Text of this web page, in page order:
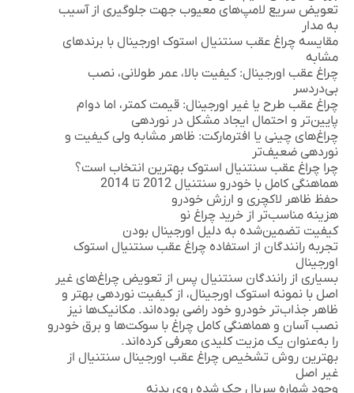
تعویض سریع لامپ‌های معیوب جهت جلوگیری از آسیب
به مدار
مقایسه چراغ عقب سنتنیال استوک اورجینال با برندهای
مشابه
چراغ عقب اورجینال: کیفیت بالا، عمر طولانی، نصب
بی‌دردسر
چراغ عقب طرح یا غیر اورجینال: قیمت کمتر، اما دوام
پایین‌تر و احتمال ایجاد مشکل در نوردهی
چراغ‌های چینی یا افترمارکت: ظاهر مشابه ولی کیفیت و
نوردهی ضعیف‌تر
چرا چراغ عقب سنتنیال استوک بهترین انتخاب است؟
هماهنگی کامل با خودرو سنتنیال 2012 تا 2014
حفظ ظاهر لاکچری و ارزش خودرو
هزینه مناسب‌تر از خرید چراغ نو
کیفیت تضمین‌شده به دلیل اورجینال بودن
تجربه رانندگان از استفاده چراغ عقب سنتنیال استوک
اورجینال
بسیاری از رانندگان سنتنیال پس از تعویض چراغ‌های غیر
اصل با نمونه استوک اورجینال، از کیفیت نوردهی بهتر و
ظاهر جذاب‌تر خودرو خود راضی بوده‌اند. مکانیک‌ها نیز
نصب آسان و هماهنگی کامل چراغ با سوکت‌ها و برق خودرو
را به‌عنوان یک مزیت کلیدی معرفی کرده‌اند.
بهترین روش تشخیص چراغ عقب اورجینال سنتنیال از
غیر اصل
وجود شماره سریال حک شده روی بدنه